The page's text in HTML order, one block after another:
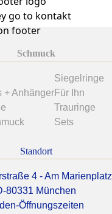
Schmuck
+ Anhänger
Siegelringe
Für Ihn
Trauringe
Sets
Standort
4 - Am Marienplatz
80331 München
Öffnungszeiten